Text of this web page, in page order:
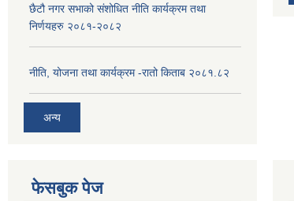
छैटौ नगर सभाको संशोधित नीति कार्यक्रम तथा
निर्णयहरु २०८१-२०८२
नीति, योजना तथा कार्यक्रम -रातो किताब २०८१.८२
अन्य
फेसबुक पेज